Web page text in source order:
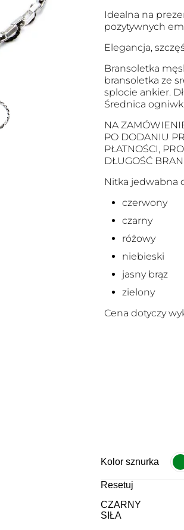
Idealna na
pozytywnych
Elegancja,
Bransoletka
bransoletka ze
splocie ankier.
Średnica
NA
PO DODANIU
PŁATNOŚCI,
DŁUGOŚĆ
Nitka jedwabna
czerwony
czarny
różowy
niebieski
jasny brąz
zielony
Cena dotyczy
Kolor sznurka
Resetuj
CZARNY
SIŁA